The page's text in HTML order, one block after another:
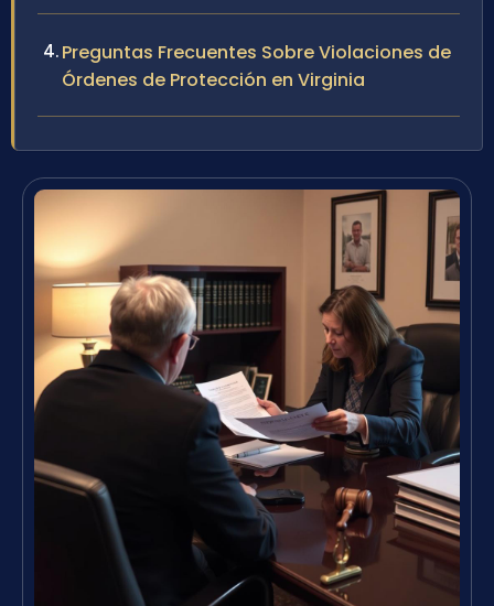
Preguntas Frecuentes Sobre Violaciones de
Órdenes de Protección en Virginia